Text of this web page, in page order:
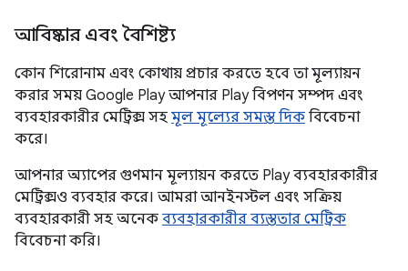
আবিষ্কার এবং বৈশিষ্ট্য
কোন শিরোনাম এবং কোথায় প্রচার করতে হবে তা মূল্যায়ন
করার সময় Google Play আপনার Play বিপণন সম্পদ এবং
ব্যবহারকারীর মেট্রিক্স সহ মূল মূল্যের সমস্ত দিক বিবেচনা
করে।
আপনার অ্যাপের গুণমান মূল্যায়ন করতে Play ব্যবহারকারীর
মেট্রিক্সও ব্যবহার করে। আমরা আনইনস্টল এবং সক্রিয়
ব্যবহারকারী সহ অনেক ব্যবহারকারীর ব্যস্ততার মেট্রিক
বিবেচনা করি।